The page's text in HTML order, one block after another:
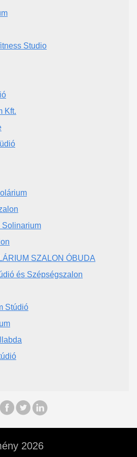
Studio
Kft.
Solinarium
SZALON ÓBUDA
és Szépségszalon
Stúdió
2026